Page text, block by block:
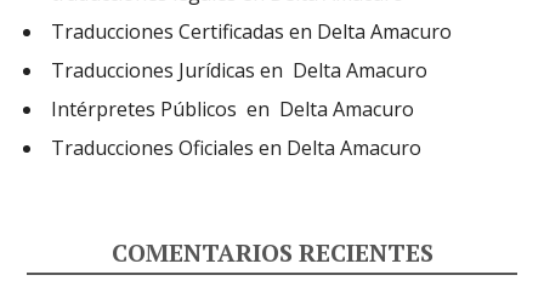
Traducciones Certificadas en Delta Amacuro
Traducciones Jurídicas en Delta Amacuro
Intérpretes Públicos en Delta Amacuro
Traducciones Oficiales en Delta Amacuro
COMENTARIOS RECIENTES